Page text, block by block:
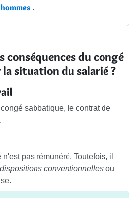
.
conséquences du congé
situation du salarié ?
sabbatique, le contrat de
.
pas rémunéré. Toutefois, il
dispositions conventionnelles ou